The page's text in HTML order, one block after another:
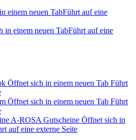
einem neuen TabFührt auf eine
in einem neuen TabFührt auf eine
Öffnet sich in einem neuen Tab Führt
Öffnet sich in einem neuen Tab Führt
A-ROSA Gutscheine Öffnet sich in
auf eine externe Seite